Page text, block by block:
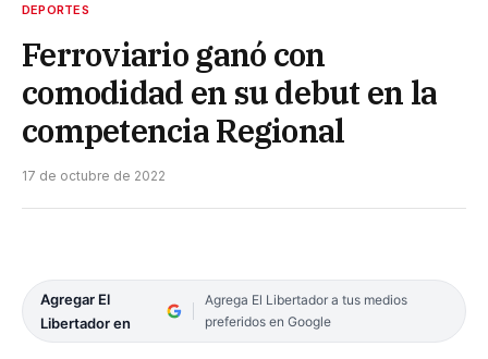
DEPORTES
Ferroviario ganó con
comodidad en su debut en la
competencia Regional
17 de octubre de 2022
Agregar El
Libertador en
Agrega El Libertador a tus medios
preferidos en Google